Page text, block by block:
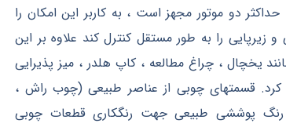
دو موتور مجهز است ، به کاربر این امکان را
را به طور مستقل کنترل کند علاوه بر این
یخچال ، چراغ مطالعه ، کاپ هلدر ، میز پذیرایی
کرد. قسمتهای چوبی از عناصر طبیعی (چوب راش ،
پوششی طبیعی جهت رنگکاری قطعات چوبی